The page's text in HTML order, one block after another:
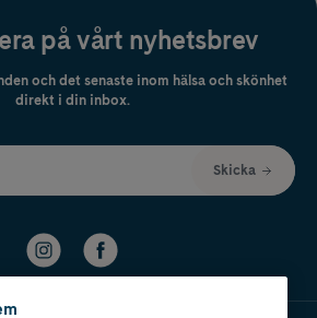
på vårt nyhetsbrev
och det senaste inom hälsa och skönhet
direkt i din inbox.
Skicka